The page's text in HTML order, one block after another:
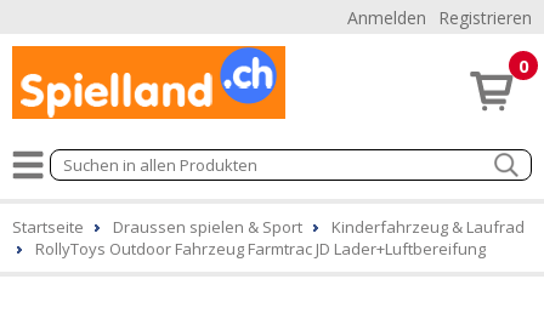
Anmelden Registrieren
0
Startseite Draussen spielen & Sport
Kinderfahrzeug & Laufrad
RollyToys Outdoor Fahrzeug Farmtrac JD Lader+Luftbereifung